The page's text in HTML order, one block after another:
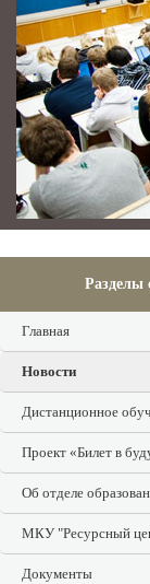
Разделы
Главная
Новости
Дистанционное
Проект «Билет в
Об отделе
МКУ "Ресурсный
Документы